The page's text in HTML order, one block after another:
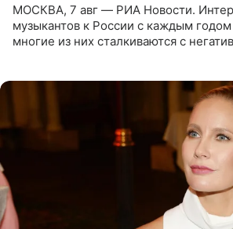
МОСКВА, 7 авг — РИА Новости.
музыкантов к России с каждым годом
многие из них сталкиваются с